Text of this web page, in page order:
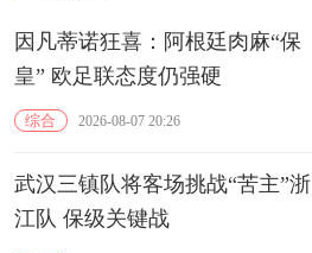
因凡蒂诺狂喜：阿根廷肉麻“保
皇” 欧足联态度仍强硬
综合 2026-08-07 20:26
武汉三镇队将客场挑战“苦主”浙
江队 保级关键战